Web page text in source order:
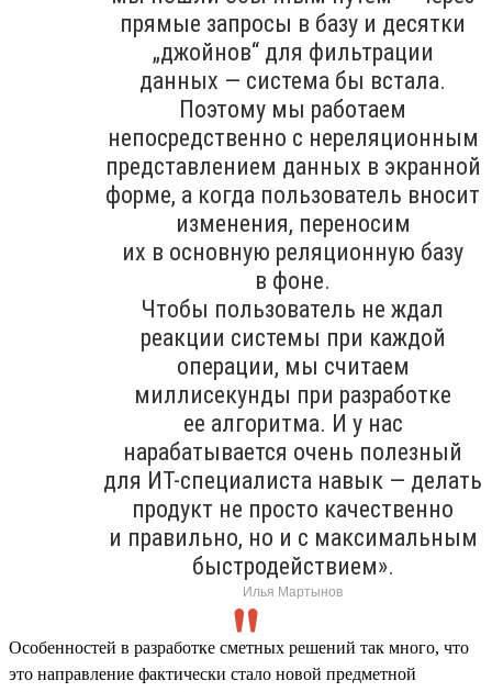
прямые запросы в базу и десятки
„джойнов“ для фильтрации
данных — система бы встала.
Поэтому мы работаем
непосредственно с нереляционным
представлением данных в экранной
форме, а когда пользователь вносит
изменения, переносим
их в основную реляционную базу
в фоне.
Чтобы пользователь не ждал
реакции системы при каждой
операции, мы считаем
миллисекунды при разработке
ее алгоритма. И у нас
нарабатывается очень полезный
для ИТ-специалиста навык — делать
продукт не просто качественно
и правильно, но и с максимальным
быстродействием».
Илья Мартынов
Особенностей в разработке сметных решений так много, что
это направление фактически стало новой предметной